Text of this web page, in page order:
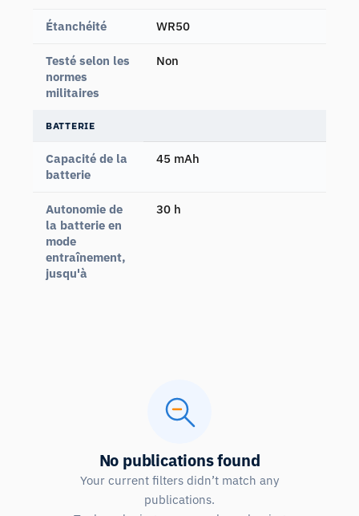
Étanchéité WR50
Testé selon les
normes
militaires
Non
BATTERIE
Capacité de la
batterie
45 mAh
Autonomie de
la batterie en
mode
entraînement,
jusqu'à
30 h
No publications found
Your current filters didn’t match any
publications.